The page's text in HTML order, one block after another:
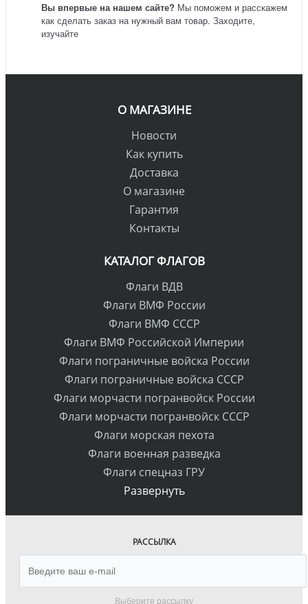
Вы впервые на нашем сайте? Мы поможем и расскажем
как сделать заказ на нужный вам товар. Заходите,
изучайте
О МАГАЗИНЕ
Новости
Как купить
Доставка
О магазине
Гарантия
Контакты
КАТАЛОГ ФЛАГОВ
Флаги ВДВ
Флаги ВМФ России
Флаги ВМФ СССР
Флаги ВМФ Российской Империи
Флаги пограничные войска России
Флаги пограничные войска СССР
Флаги морчасти погранвойск России
Флаги морчасти погранвойск СССР
Флаги морская пехота
Флаги военная разведка
Флаги спецназ ГРУ
Развернуть
РАССЫЛКА
Выберите рассылку